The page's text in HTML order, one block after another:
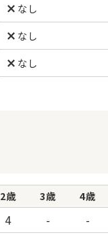
なし
なし
なし
2歳 3歳 4歳
4 - -